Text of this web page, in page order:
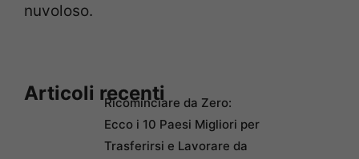
nuvoloso.
Articoli recentiRicominciare da Zero:
Ecco i 10 Paesi Migliori per
Trasferirsi e Lavorare da